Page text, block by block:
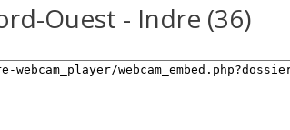
Ouest - Indre (36)